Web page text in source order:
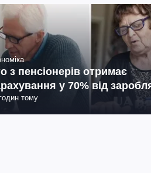
з пенсіонерів отримає
у 70% від
тому